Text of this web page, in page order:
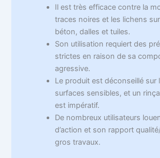
Il est très efficace contre la
traces noires et les lichens
béton, dalles et tuiles.
Son utilisation requiert des
strictes en raison de sa
agressive.
Le produit est déconseillé sur
surfaces sensibles, et un
est impératif.
De nombreux utilisateurs
d’action et son rapport
gros travaux.